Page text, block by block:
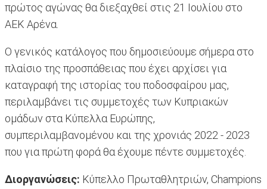
πρώτος αγώνας θα διεξαχθεί στις 21 Ιουλίου στο
ΑΕΚ Αρένα.
Ο γενικός κατάλογος που δημοσιεύουμε σήμερα στο
πλαίσιο της προσπάθειας που έχει αρχίσει για
καταγραφή της ιστορίας του ποδοσφαίρου μας,
περιλαμβάνει τις συμμετοχές των Κυπριακών
ομάδων στα Κύπελλα Ευρώπης,
συμπεριλαμβανομένου και της χρονιάς 2022 - 2023
που για πρώτη φορά θα έχουμε πέντε συμμετοχές.
Διοργανώσεις: Κύπελλο Πρωταθλητριών, Champions